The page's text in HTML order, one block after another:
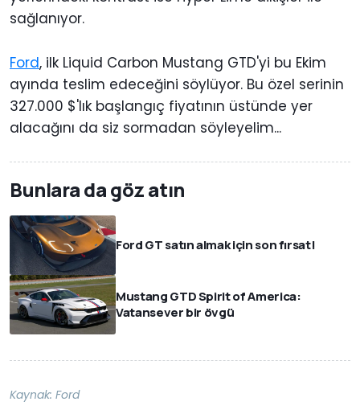
sağlanıyor.
Ford, ilk Liquid Carbon Mustang GTD'yi bu Ekim
ayında teslim edeceğini söylüyor. Bu özel serinin
327.000 $'lık başlangıç fiyatının üstünde yer
alacağını da siz sormadan söyleyelim...
Bunlara da göz atın
Ford GT satın almak için son fırsat!
Mustang GTD Spirit of America:
Vatansever bir övgü
Kaynak: Ford